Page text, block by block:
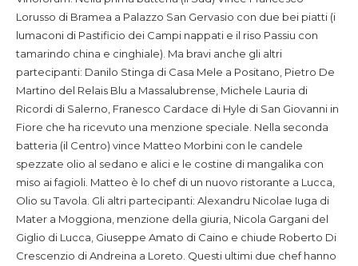
Lorusso di Bramea a Palazzo San Gervasio con due bei piatti (i
lumaconi di Pastificio dei Campi nappati e il riso Passiu con
tamarindo china e cinghiale). Ma bravi anche gli altri
partecipanti: Danilo Stinga di Casa Mele a Positano, Pietro De
Martino del Relais Blu a Massalubrense, Michele Lauria di
Ricordi di Salerno, Franesco Cardace di Hyle di San Giovanni in
Fiore che ha ricevuto una menzione speciale. Nella seconda
batteria (il Centro) vince Matteo Morbini con le candele
spezzate olio al sedano e alici e le costine di mangalika con
miso ai fagioli. Matteo è lo chef di un nuovo ristorante a Lucca,
Olio su Tavola. Gli altri partecipanti: Alexandru Nicolae Iuga di
Mater a Moggiona, menzione della giuria, Nicola Gargani del
Giglio di Lucca, Giuseppe Amato di Caino e chiude Roberto Di
Crescenzio di Andreina a Loreto. Questi ultimi due chef hanno